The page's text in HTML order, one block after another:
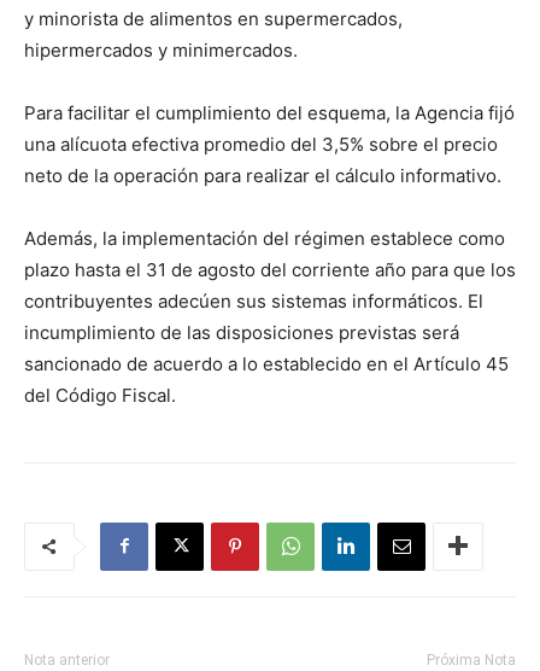
y minorista de alimentos en supermercados,
hipermercados y minimercados.
Para facilitar el cumplimiento del esquema, la Agencia fijó
una alícuota efectiva promedio del 3,5% sobre el precio
neto de la operación para realizar el cálculo informativo.
Además, la implementación del régimen establece como
plazo hasta el 31 de agosto del corriente año para que los
contribuyentes adecúen sus sistemas informáticos. El
incumplimiento de las disposiciones previstas será
sancionado de acuerdo a lo establecido en el Artículo 45
del Código Fiscal.
Nota anterior Próxima Nota